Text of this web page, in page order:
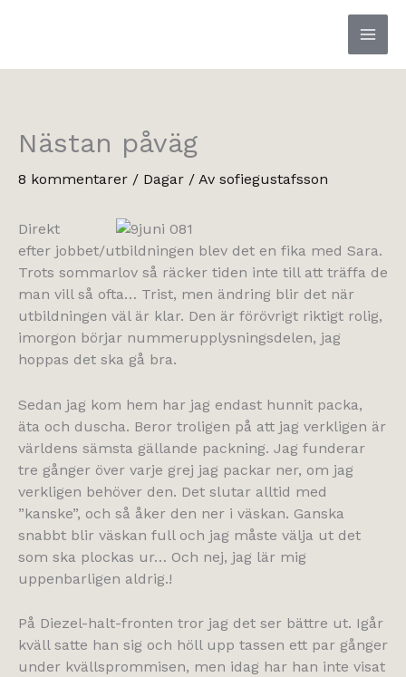
Nästan påväg
8 kommentarer / Dagar / Av sofiegustafsson
Direkt
efter jobbet/utbildningen blev det en fika med Sara.
Trots sommarlov så räcker tiden inte till att träffa de
man vill så ofta… Trist, men ändring blir det när
utbildningen väl är klar. Den är förövrigt riktigt rolig,
imorgon börjar nummerupplysningsdelen, jag
hoppas det ska gå bra.
Sedan jag kom hem har jag endast hunnit packa,
äta och duscha. Beror troligen på att jag verkligen är
världens sämsta gällande packning. Jag funderar
tre gånger över varje grej jag packar ner, om jag
verkligen behöver den. Det slutar alltid med
”kanske”, och så åker den ner i väskan. Ganska
snabbt blir väskan full och jag måste välja ut det
som ska plockas ur… Och nej, jag lär mig
uppenbarligen aldrig.!
På Diezel-halt-fronten tror jag det ser bättre ut. Igår
kväll satte han sig och höll upp tassen ett par gånger
under kvällsprommisen, men idag har han inte visat